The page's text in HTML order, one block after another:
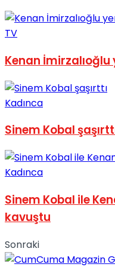
TV
Kenan İmirzalıoğlu
Kadınca
Sinem Kobal
Kadınca
Sinem Kobal ile
kavuştu
Sonraki